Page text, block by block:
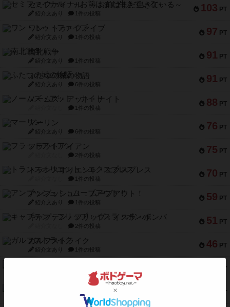
103 PT
セミファイナル ～お前はまだ生きている～
紹介文あり 1件の投稿
97 PT
ワン・トゥ・ファイブ
紹介文あり 1件の投稿
91 PT
南北戦争
紹介文あり 1件の投稿
91 PT
ふたつの城の物語
紹介文あり 6件の投稿
88 PT
ノームズ・アット・ナイト
1件の投稿
76 PT
マーリン
紹介文あり 6件の投稿
75 PT
フラットアイアン
2件の投稿
70 PT
トランスオリエント・エクスプレス
1件の投稿
59 PT
アンブッシュ！：ムーブアウト！
紹介文あり 1件の投稿
51 PT
キャプテン・フリップ：イスラ・ボンバ
2件の投稿
46 PT
ガルフストライク
紹介文あり 1件の投稿
PT
8件の投稿
PT
12件の投稿